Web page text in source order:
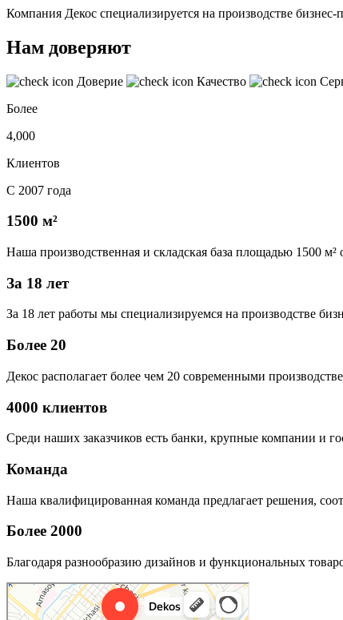
Компания Декос специализируется на производстве
Нам доверяют
Доверие Качество
Более
4,000
Клиентов
С 2007 года
1500 м²
Наша производственная и складская база площадью 1500
За 18 лет
За 18 лет работы мы специализируемся на производстве
Более 20
Декос располагает более чем 20 современными
4000 клиентов
Среди наших заказчиков есть банки, крупные компании и
Команда
Наша квалифицированная команда предлагает решения,
Более 2000
Благодаря разнообразию дизайнов и функциональных